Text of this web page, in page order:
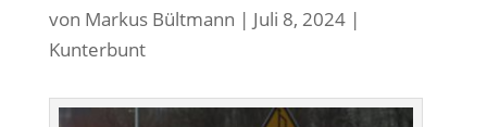
von Markus Bültmann | Juli 8, 2024|
Kunterbunt